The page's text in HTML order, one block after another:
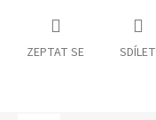
ZEPTAT SE SDÍLET